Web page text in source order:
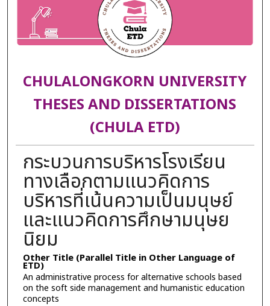
CHULALONGKORN UNIVERSITY
THESES AND DISSERTATIONS
(CHULA ETD)
กระบวนการบริหารโรงเรียน
ทางเลือกตามแนวคิดการ
บริหารที่เน้นความเป็นมนุษย์
และแนวคิดการศึกษามนุษย
นิยม
Other Title (Parallel Title in Other Language of
ETD)
An administrative process for alternative schools based
on the soft side management and humanistic education
concepts